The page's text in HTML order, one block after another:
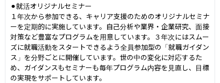
⚫︎就活オリジナルセミナー
１年次から参加できる、キャリア支援のためのオリジナルセミナ
ーを定期的に実施しています。自己分析や業界・企業研究、面接
対策など豊富なプログラムを用意しています。３年次にはスムー
ズに就職活動をスタートできるよう全員参加型の「就職ガイダン
ス」を分野ごとに開催しています。世の中の変化に対応するた
め、ガイダンスもセミナーも毎年プログラム内容を見直し、目標
の実現をサポートしています。